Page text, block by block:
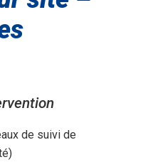
de suivi de